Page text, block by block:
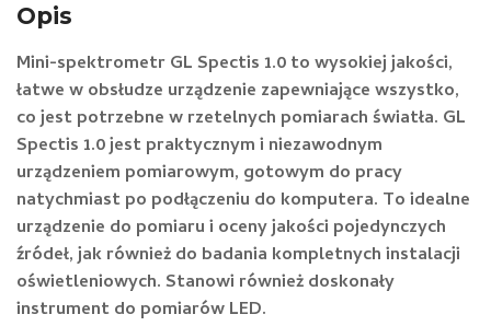
Opis
Mini-spektrometr GL Spectis 1.0 to wysokiej jakości,
łatwe w obsłudze urządzenie zapewniające wszystko,
co jest potrzebne w rzetelnych pomiarach światła. GL
Spectis 1.0 jest praktycznym i niezawodnym
urządzeniem pomiarowym, gotowym do pracy
natychmiast po podłączeniu do komputera. To idealne
urządzenie do pomiaru i oceny jakości pojedynczych
źródeł, jak również do badania kompletnych instalacji
oświetleniowych. Stanowi również doskonały
instrument do pomiarów LED.